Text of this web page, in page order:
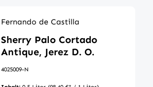
Fernando de Castilla
Sherry Palo Cortado
Antique, Jerez D. O.
4025009-N